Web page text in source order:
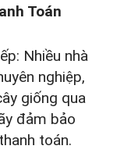
Toán
Nhiều nhà
nghiệp,
giống qua
đảm bảo
toán.